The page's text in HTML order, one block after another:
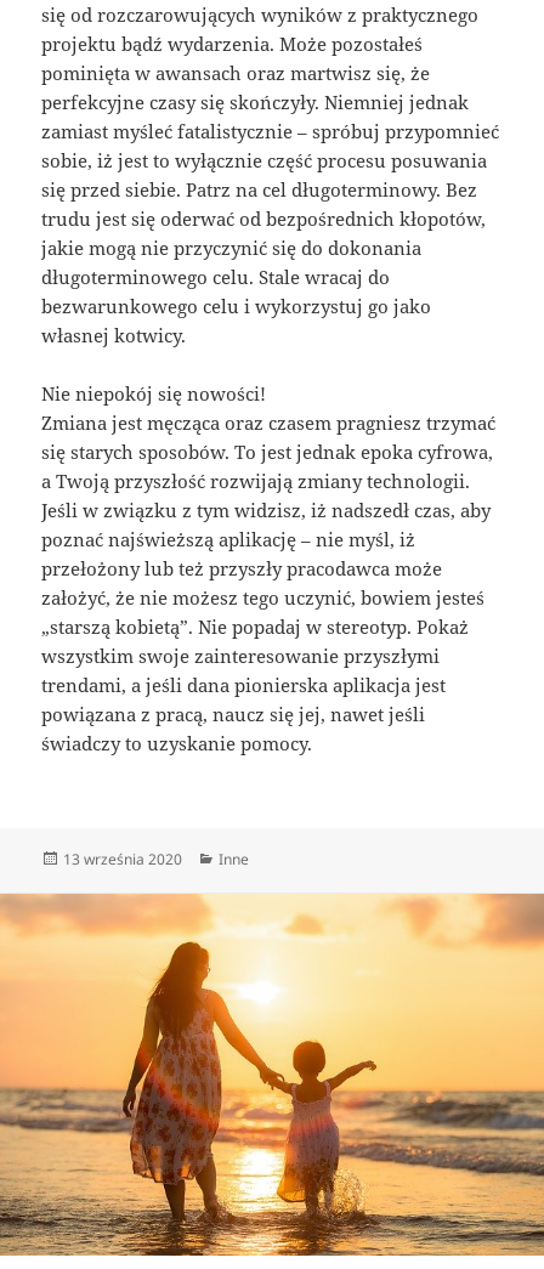
się od rozczarowujących wyników z praktycznego
projektu bądź wydarzenia. Może pozostałeś
pominięta w awansach oraz martwisz się, że
perfekcyjne czasy się skończyły. Niemniej jednak
zamiast myśleć fatalistycznie – spróbuj przypomnieć
sobie, iż jest to wyłącznie część procesu posuwania
się przed siebie. Patrz na cel długoterminowy. Bez
trudu jest się oderwać od bezpośrednich kłopotów,
jakie mogą nie przyczynić się do dokonania
długoterminowego celu. Stale wracaj do
bezwarunkowego celu i wykorzystuj go jako
własnej kotwicy.
Nie niepokój się nowości!
Zmiana jest męcząca oraz czasem pragniesz trzymać
się starych sposobów. To jest jednak epoka cyfrowa,
a Twoją przyszłość rozwijają zmiany technologii.
Jeśli w związku z tym widzisz, iż nadszedł czas, aby
poznać najświeższą aplikację – nie myśl, iż
przełożony lub też przyszły pracodawca może
założyć, że nie możesz tego uczynić, bowiem jesteś
„starszą kobietą”. Nie popadaj w stereotyp. Pokaż
wszystkim swoje zainteresowanie przyszłymi
trendami, a jeśli dana pionierska aplikacja jest
powiązana z pracą, naucz się jej, nawet jeśli
świadczy to uzyskanie pomocy.
Data
13 września 2020 Kategorie
Inne